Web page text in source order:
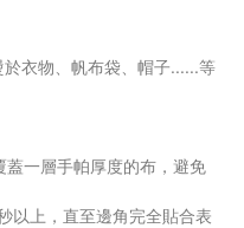
衣物、帆布袋、帽子......等
一層手帕厚度的布，避免
以上，直至邊角完全貼合表